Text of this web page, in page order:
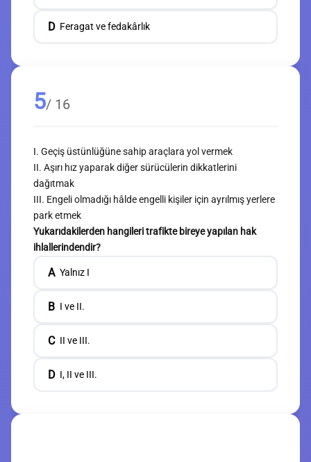
D Feragat ve fedakârlık
5/ 16
I. Geçiş üstünlüğüne sahip araçlara yol vermek
II. Aşırı hız yaparak diğer sürücülerin dikkatlerini
dağıtmak
III. Engeli olmadığı hâlde engelli kişiler için ayrılmış yerlere
park etmek
Yukarıdakilerden hangileri trafikte bireye yapılan hak
ihlallerindendir?
A Yalnız I
B I ve II.
C II ve III.
D I, II ve III.